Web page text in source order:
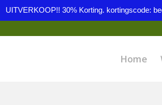
UITVERKOOP!! 30% Korting. kortingscode:
Home